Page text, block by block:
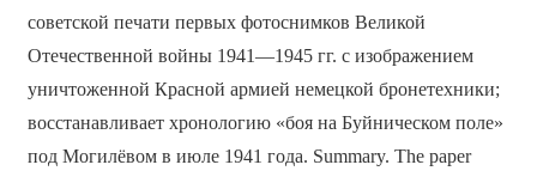
советской печати первых фотоснимков Великой
Отечественной войны 1941—1945 гг. с изображением
уничтоженной Красной армией немецкой бронетехники;
восстанавливает хронологию «боя на Буйническом поле»
под Могилёвом в июле 1941 года. Summary. The paper